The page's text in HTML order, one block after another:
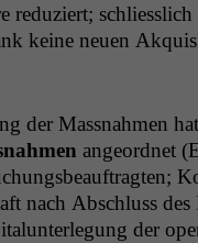
reduziert;
keine neuen
der Mass­nah­men
ange­ord­net
nach Abschluss
der